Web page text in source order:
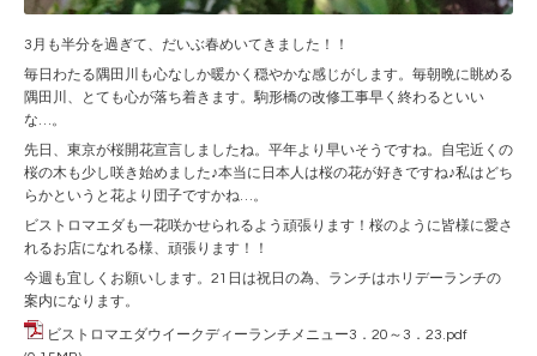
3月も半分を過ぎて、だいぶ春めいてきました！！
毎日わたる隅田川も心なしか暖かく穏やかな感じがします。毎朝晩に眺める
隅田川、とても心が落ち着きます。駒形橋の改修工事早く終わるといい
な…。
先日、東京が桜開花宣言しましたね。平年より早いそうですね。自宅近くの
桜の木も少し咲き始めました♪本当に日本人は桜の花が好きですね♪私はどち
らかというと花より団子ですかね…。
ビストロマエダも一花咲かせられるよう頑張ります！桜のように皆様に愛さ
れるお店になれる様、頑張ります！！
今週も宜しくお願いします。21日は祝日の為、ランチはホリデーランチの
案内になります。
ビストロマエダウイークディーランチメニュー3．20～3．23.pdf